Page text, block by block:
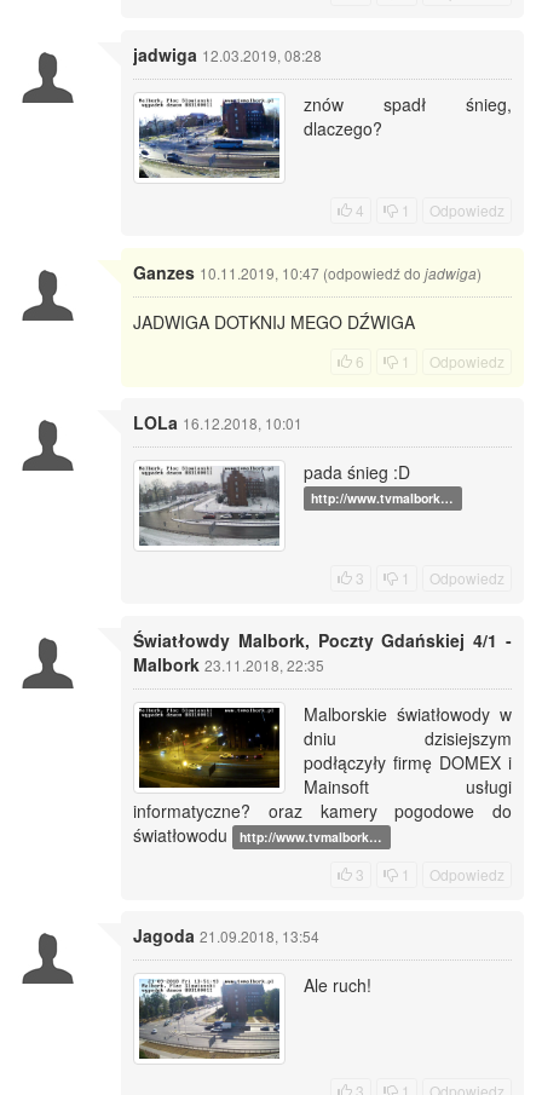
jadwiga 12.03.2019, 08:28
znów spadł śnieg,
dlaczego?
4 1 Odpowiedz
Ganzes 10.11.2019, 10:47 (odpowiedź do jadwiga)
JADWIGA DOTKNIJ MEGO DŹWIGA
6 1 Odpowiedz
LOLa 16.12.2018, 10:01
pada śnieg :D
http://www.tvmalbork…
3 1 Odpowiedz
Światłowdy Malbork, Poczty Gdańskiej 4/1 -
Malbork 23.11.2018, 22:35
Malborskie światłowody w
dniu dzisiejszym
podłączyły firmę DOMEX i
Mainsoft usługi
informatyczne? oraz kamery pogodowe do
światłowodu
http://www.tvmalbork…
3 1 Odpowiedz
Jagoda 21.09.2018, 13:54
Ale ruch!
3 1 Odpowiedz